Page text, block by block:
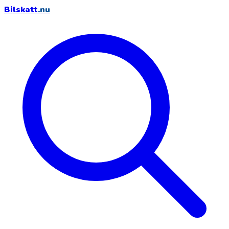
Bilskatt.nu